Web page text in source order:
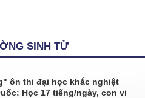
SINH TỬ
ôn thi đại học khắc nghiệt
Học 17 tiếng/ngày, con vi